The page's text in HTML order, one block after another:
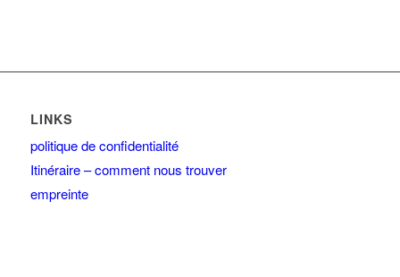
LINKS
politique de confidentialité
Itinéraire – comment nous trouver
empreinte